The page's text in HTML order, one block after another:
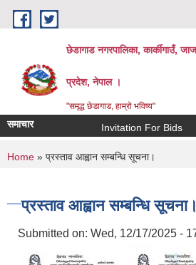
Skip to main content
छेडागाड नगरपालिका, कार्कीगाउँ,
प्रदेश, नेपाल ।
"समृद्ध छेडागाड, हाम्रो भविष्य"
समाचार Invitation For Bids
You are here
Home » प्रस्ताव आह्वान सम्बन्धि सूचना।
प्रस्ताव आह्वान सम्बन्धि सूचना।
Submitted on: Wed, 12/17/2025 -